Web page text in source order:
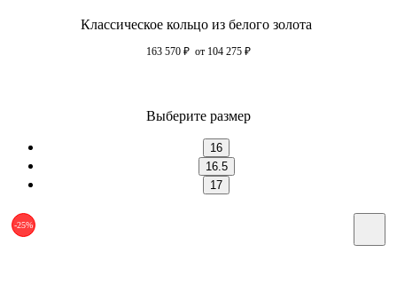
Классическое кольцо из белого золота
163 570 ₽ от 104 275 ₽
Выберите размер
16
16.5
17
-25%